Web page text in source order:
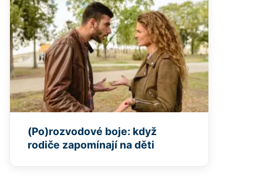
(Po)rozvodové boje: když
rodiče zapomínají na děti